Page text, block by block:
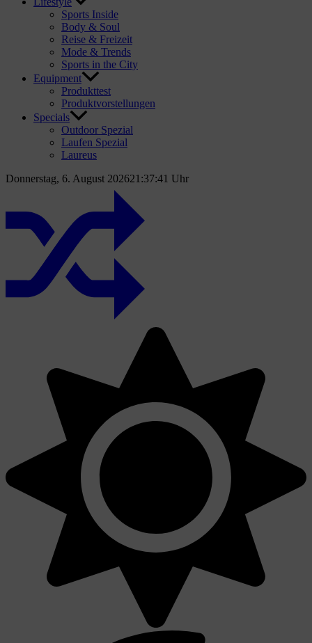
Sports Inside
Body & Soul
Reise & Freizeit
Mode & Trends
Sports in the City
Equipment
Produkttest
Produktvorstellungen
Specials
Outdoor Spezial
Laufen Spezial
Laureus
Donnerstag, 6. August 202621:37:42 Uhr